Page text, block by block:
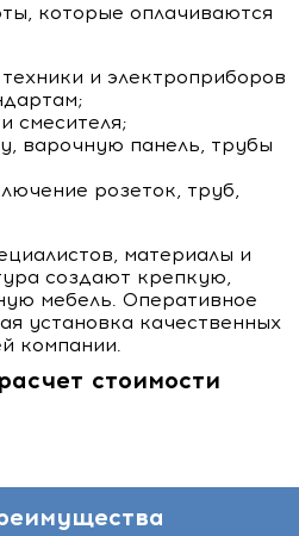
которые оплачиваются
и электроприборов
смесителя;
варочную панель, трубы
розеток, труб,
материалы и
создают крепкую,
мебель. Оперативное
установка качественных
компании.
стоимости